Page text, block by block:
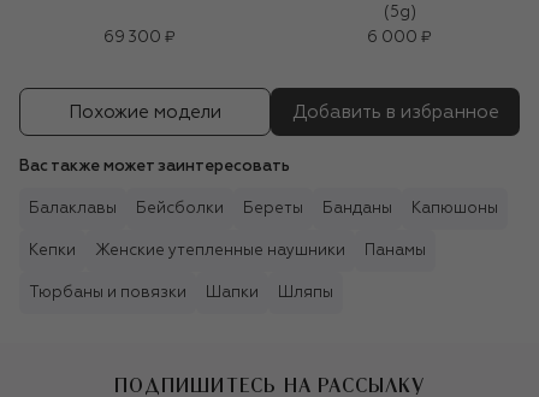
69 300 ₽
(5g)
6 000 ₽
Похожие модели Добавить в избранное
Вас также может заинтересовать
Балаклавы Бейсболки Береты Банданы Капюшоны
Кепки Женские утепленные наушники Панамы
Тюрбаны и повязки Шапки Шляпы
ПОДПИШИТЕСЬ НА РАССЫЛКУ